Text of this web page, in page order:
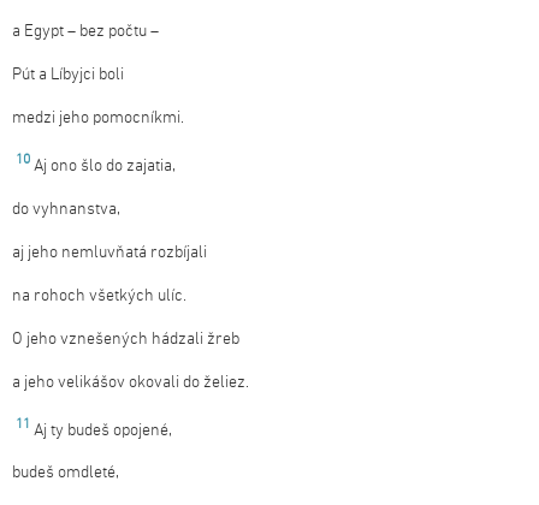
a Egypt – bez počtu –
Pút a Líbyjci boli
medzi jeho pomocníkmi.
10 Aj ono šlo do zajatia,
do vyhnanstva,
aj jeho nemluvňatá rozbíjali
na rohoch všetkých ulíc.
O jeho vznešených hádzali žreb
a jeho velikášov okovali do želiez.
11 Aj ty budeš opojené,
budeš omdleté,